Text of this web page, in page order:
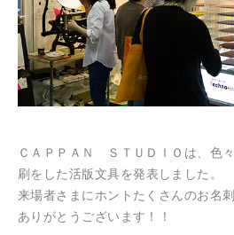
ＣＡＰＰＡＮ ＳＴＵＤＩＯは、 色
刷をした活版文具を発表しました。
来場者さまにホントたくさんのお名
ありがとうございます！！